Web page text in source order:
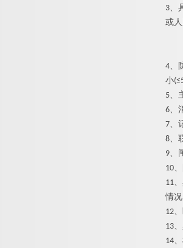
3、
或
4、
小
5、
6、
7、
8、
9、
10
11
情况
12
13
14